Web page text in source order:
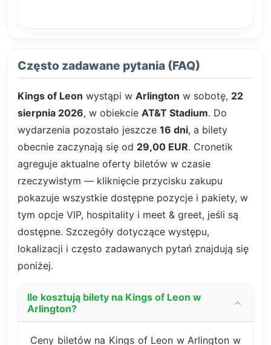
Często zadawane pytania (FAQ)
Kings of Leon wystąpi w Arlington w sobotę, 22
sierpnia 2026, w obiekcie AT&T Stadium. Do
wydarzenia pozostało jeszcze 16 dni, a bilety
obecnie zaczynają się od 29,00 EUR. Cronetik
agreguje aktualne oferty biletów w czasie
rzeczywistym — kliknięcie przycisku zakupu
pokazuje wszystkie dostępne pozycje i pakiety, w
tym opcje VIP, hospitality i meet & greet, jeśli są
dostępne. Szczegóły dotyczące występu,
lokalizacji i często zadawanych pytań znajdują się
poniżej.
Ile kosztują bilety na Kings of Leon w
Arlington?
Ceny biletów na Kings of Leon w Arlington w